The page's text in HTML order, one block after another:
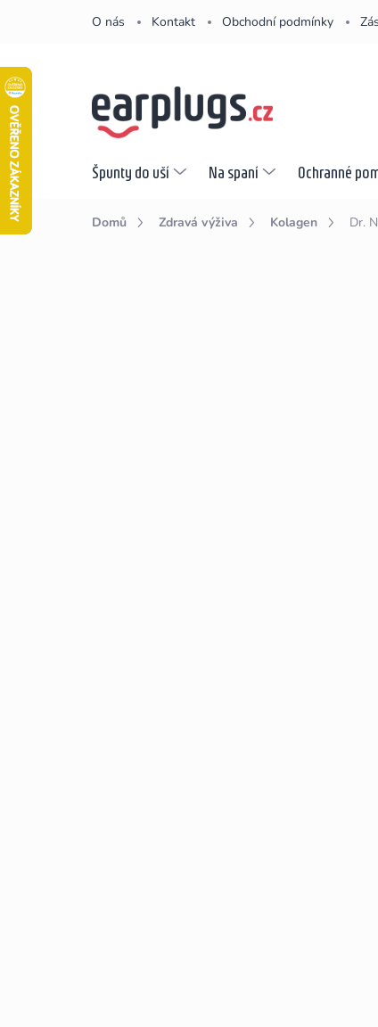
O nás Kontakt Obchodní podmínky
Špunty do uší Na spaní Ochranné
Domů Zdravá výživa Kolagen Dr.